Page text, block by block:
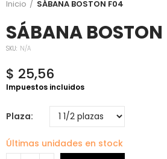
Inicio SÁBANA BOSTON F04
SÁBANA
SKU: N/A
$ 25,56
Impuestos incluidos
Plaza
Últimas unidades en stock